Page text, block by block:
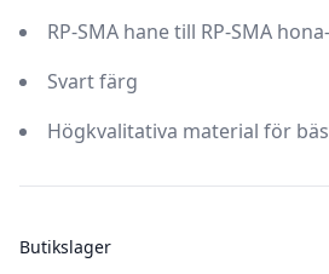
RP-SMA hane till RP-SMA
Svart färg
Högkvalitativa material för
Butikslager